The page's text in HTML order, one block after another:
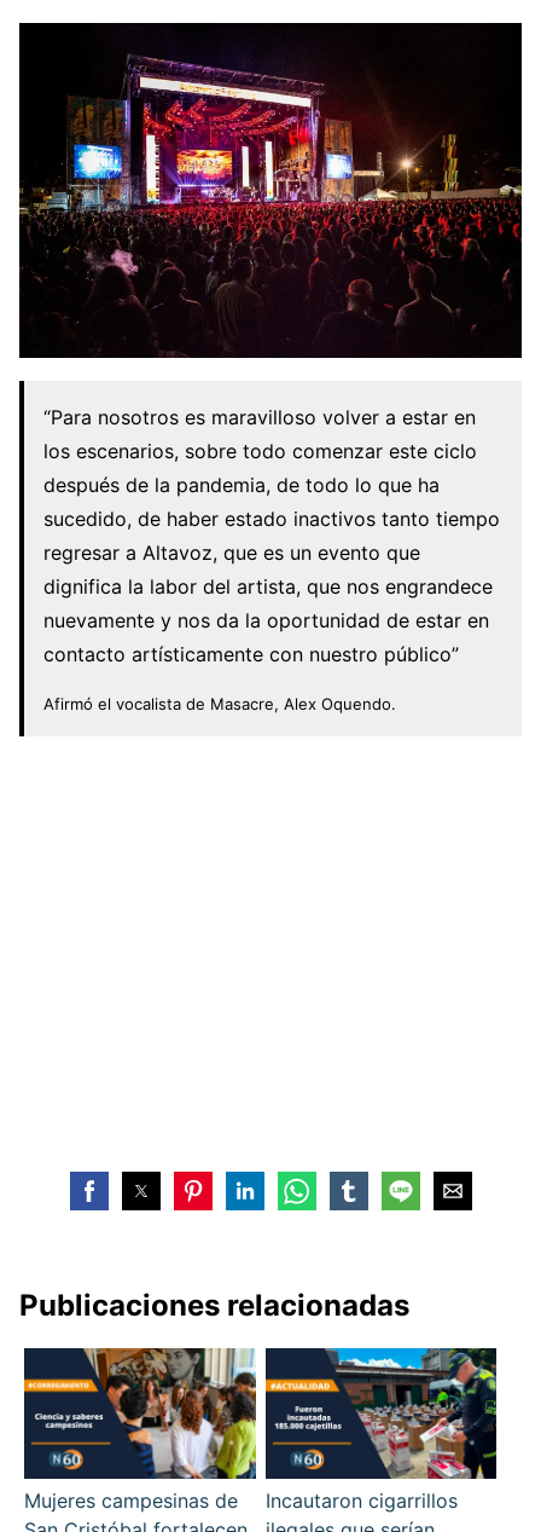
“Para nosotros es maravilloso volver a estar en
los escenarios, sobre todo comenzar este ciclo
después de la pandemia, de todo lo que ha
sucedido, de haber estado inactivos tanto tiempo
regresar a Altavoz, que es un evento que
dignifica la labor del artista, que nos engrandece
nuevamente y nos da la oportunidad de estar en
contacto artísticamente con nuestro público”
Afirmó el vocalista de Masacre, Alex Oquendo.
Publicaciones relacionadas
Mujeres campesinas de
Incautaron cigarrillos